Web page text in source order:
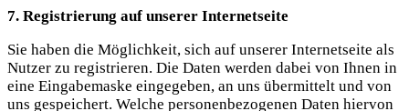
7. Registrierung auf unserer Internetseite
Sie haben die Möglichkeit, sich auf unserer Internetseite als
Nutzer zu registrieren. Die Daten werden dabei von Ihnen in
eine Eingabemaske eingegeben, an uns übermittelt und von
uns gespeichert. Welche personenbezogenen Daten hiervon